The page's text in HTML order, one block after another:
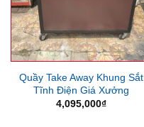
Quầy Take Away Khung Sắt
Tĩnh Điện Giá Xưởng
4,095,000₫